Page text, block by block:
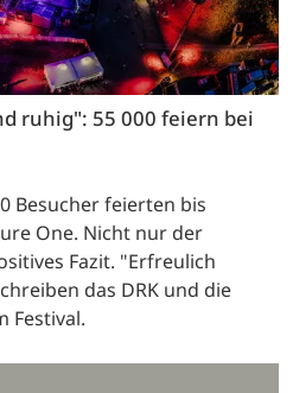
ruhig": 55 000 feiern bei
Besucher feierten bis
One. Nicht nur der
Fazit. "Erfreulich
das DRK und die
Festival.